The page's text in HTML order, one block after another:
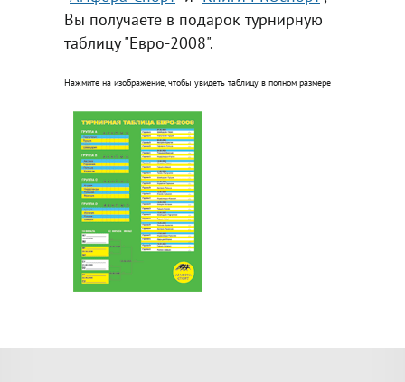
Вы получаете в подарок турнирную
таблицу "Евро-2008".
Нажмите на изображение, чтобы увидеть таблицу в полном размере